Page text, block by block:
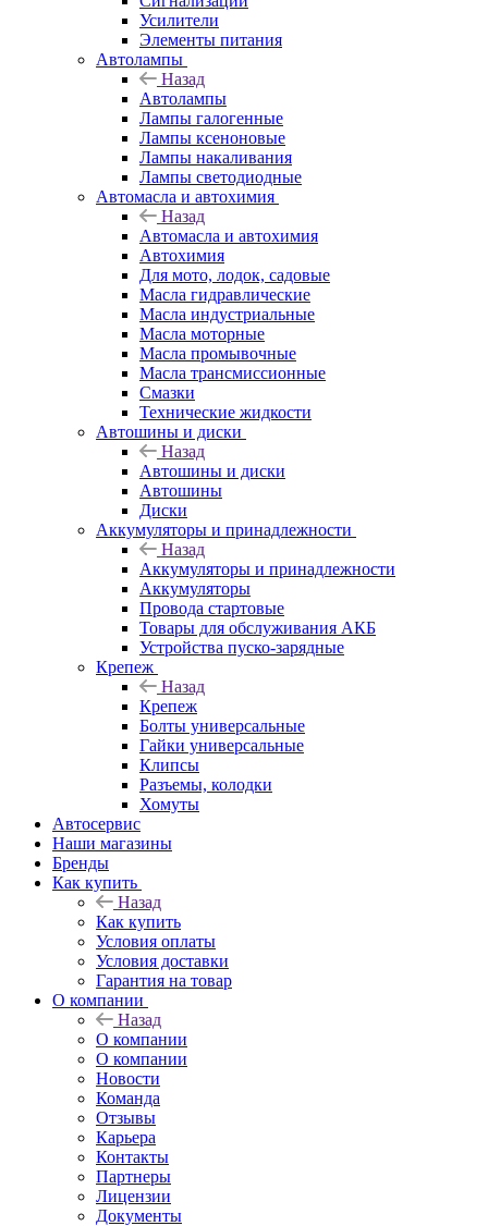
Усилители
Элементы питания
Автолампы
Назад
Автолампы
Лампы галогенные
Лампы ксеноновые
Лампы накаливания
Лампы светодиодные
Автомасла и автохимия
Назад
Автомасла и автохимия
Автохимия
Для мото, лодок, садовые
Масла гидравлические
Масла индустриальные
Масла моторные
Масла промывочные
Масла трансмиссионные
Смазки
Технические жидкости
Автошины и диски
Назад
Автошины и диски
Автошины
Диски
Аккумуляторы и принадлежности
Назад
Аккумуляторы и принадлежности
Аккумуляторы
Провода стартовые
Товары для обслуживания АКБ
Устройства пуско-зарядные
Крепеж
Назад
Крепеж
Болты универсальные
Гайки универсальные
Клипсы
Разъемы, колодки
Хомуты
Автосервис
Наши магазины
Бренды
Как купить
Назад
Как купить
Условия оплаты
Условия доставки
Гарантия на товар
О компании
Назад
О компании
О компании
Новости
Команда
Отзывы
Карьера
Контакты
Партнеры
Лицензии
Документы